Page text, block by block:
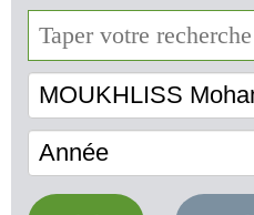
MOUKHLISS Mohamed